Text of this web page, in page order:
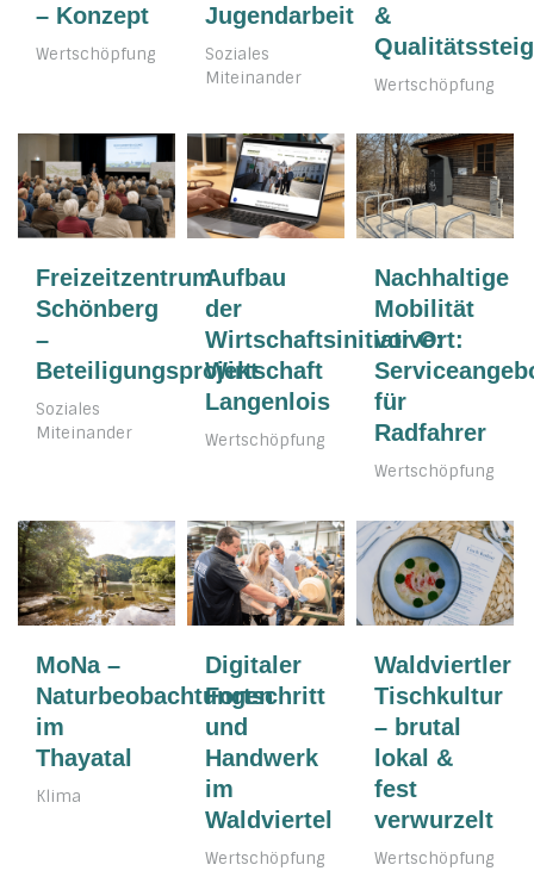
– Konzept
Wertschöpfung
Jugendarbeit
Soziales
Miteinander
&
Wertschöpfung
Freizeitzentrum
Schönberg
–
Beteiligungsprojekt
Soziales
Miteinander
Aufbau
der
Wirtschaftsinitiative:
Wirtschaft
Langenlois
Wertschöpfung
Nachhaltige
Mobilität
vor Ort:
für
Radfahrer
Wertschöpfung
MoNa –
Naturbeobachtungen
im
Thayatal
Klima
Digitaler
Fortschritt
und
Handwerk
im
Waldviertel
Wertschöpfung
Waldviertler
Tischkultur
– brutal
lokal &
fest
verwurzelt
Wertschöpfung